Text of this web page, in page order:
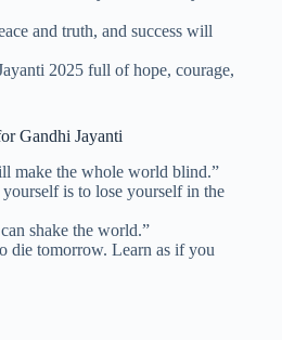
and truth, and success will
2025 full of hope, courage,
Gandhi Jayanti
make the whole world blind.”
is to lose yourself in the
shake the world.”
die tomorrow. Learn as if you